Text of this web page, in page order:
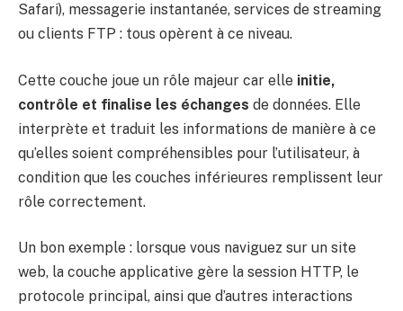
Safari), messagerie instantanée, services de streaming
ou clients FTP : tous opèrent à ce niveau.
Cette couche joue un rôle majeur car elle initie,
contrôle et finalise les échanges de données. Elle
interprète et traduit les informations de manière à ce
qu’elles soient compréhensibles pour l’utilisateur, à
condition que les couches inférieures remplissent leur
rôle correctement.
Un bon exemple : lorsque vous naviguez sur un site
web, la couche applicative gère la session HTTP, le
protocole principal, ainsi que d’autres interactions